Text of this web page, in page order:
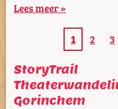
Lees meer »
1 2 3
StoryTrail
Gorinchem